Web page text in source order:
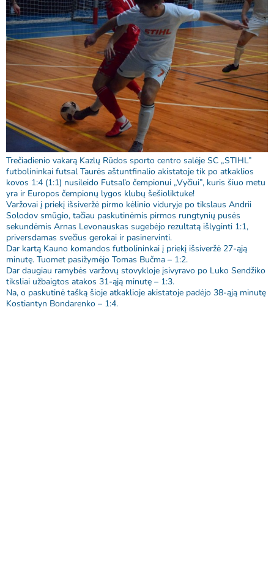
Trečiadienio vakarą Kazlų Rūdos sporto centro salėje SC „STIHL”
futbolininkai futsal Taurės aštuntfinalio akistatoje tik po atkaklios
kovos 1:4 (1:1) nusileido Futsal’o čempionui „Vyčiui”, kuris šiuo metu
yra ir Europos čempionų lygos klubų šešioliktuke!
Varžovai į priekį išsiveržė pirmo kėlinio viduryje po tikslaus Andrii
Solodov smūgio, tačiau paskutinėmis pirmos rungtynių pusės
sekundėmis Arnas Levonauskas sugebėjo rezultatą išlyginti 1:1,
priversdamas svečius gerokai ir pasinervinti.
Dar kartą Kauno komandos futbolininkai į priekį išsiveržė 27-ąją
minutę. Tuomet pasižymėjo Tomas Bučma – 1:2.
Dar daugiau ramybės varžovų stovykloje įsivyravo po Luko Sendžiko
tiksliai užbaigtos atakos 31-ąją minutę – 1:3.
Na, o paskutinė tašką šioje atkaklioje akistatoje padėjo 38-ąją minutę
Kostiantyn Bondarenko – 1:4.